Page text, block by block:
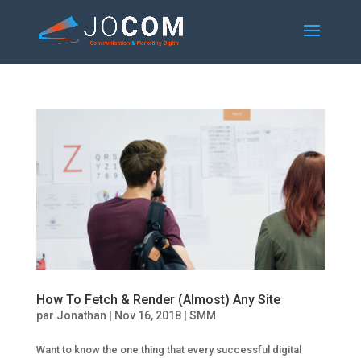
How To Fetch & Render (Almost) Any Site
par Jonathan Nov 16, 2018| SMM
Want to know the one thing that every successful digital